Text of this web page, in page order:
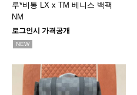
루*비통 LX x TM 베니스 백팩
NM
로그인시 가격공개
NEW